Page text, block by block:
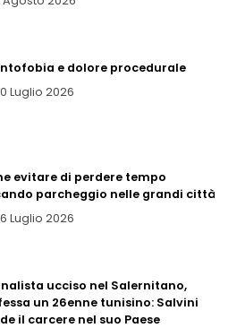
e dolore procedurale
Luglio 2026
evitare di perdere tempo
parcheggio nelle grandi città
Luglio 2026
ucciso nel Salernitano,
un 26enne tunisino: Salvini
il carcere nel suo Paese